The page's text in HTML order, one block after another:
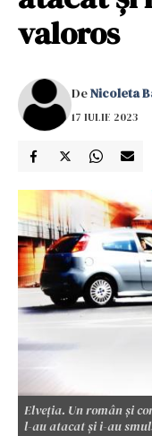
valoros
DeNicoleta
17 IULIE 2023
Elveția. Un român și
l-au atacat și i-au